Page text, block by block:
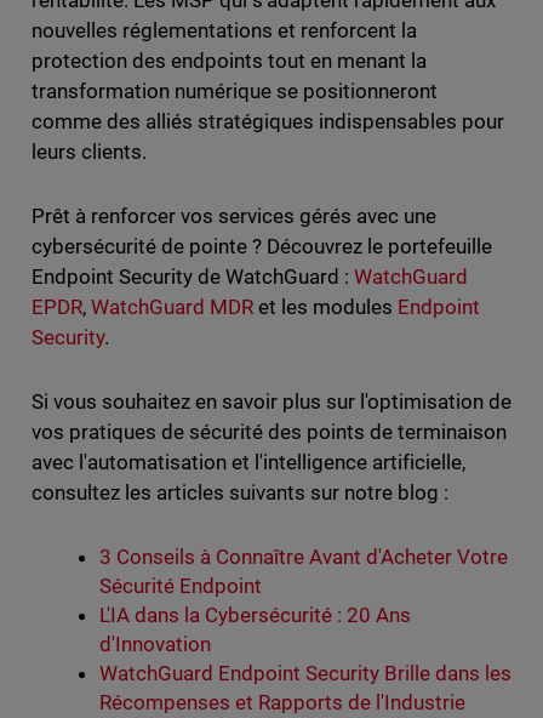
nouvelles réglementations et renforcent la
protection des endpoints tout en menant la
transformation numérique se positionneront
comme des alliés stratégiques indispensables pour
leurs clients.
Prêt à renforcer vos services gérés avec une
cybersécurité de pointe ? Découvrez le portefeuille
Endpoint Security de WatchGuard :WatchGuard
EPDR, WatchGuard MDRet les modules Endpoint
Security.
Si vous souhaitez en savoir plus sur l'optimisation de
vos pratiques de sécurité des points de terminaison
avec l'automatisation et l'intelligence artificielle,
consultez les articles suivants sur notre blog :
3 Conseils à Connaître Avant d'Acheter Votre
Sécurité Endpoint
L'IA dans la Cybersécurité : 20 Ans
d'Innovation
WatchGuard Endpoint Security Brille dans les
Récompenses et Rapports de l'Industrie